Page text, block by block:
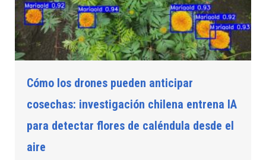
Cómo los drones pueden anticipar
cosechas: investigación chilena entrena IA
para detectar flores de caléndula desde el
aire